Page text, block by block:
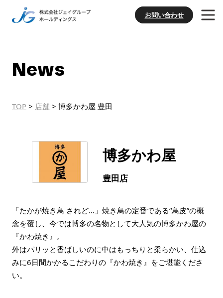
お問い合わせ
News
TOP > 店舗 > 博多かわ屋 豊田
博多かわ屋
豊田店
「たかが焼き鳥 されど…」焼き鳥の定番である“鳥皮”の概
念を覆し、今では博多の名物として大人気の博多かわ屋の
『かわ焼き』。
外はパリッと香ばしいのに中はもっちりと柔らかい、仕込
みに6日間かかるこだわりの『かわ焼き』をご堪能くださ
い。